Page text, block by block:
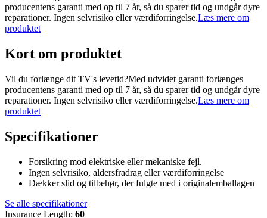
producentens garanti med op til 7 år, så du sparer tid og undgår dyre
reparationer. Ingen selvrisiko eller værdiforringelse.Læs mere om
produktet
Kort om produktet
Vil du forlænge dit TV's levetid?Med udvidet garanti forlænges
producentens garanti med op til 7 år, så du sparer tid og undgår dyre
reparationer. Ingen selvrisiko eller værdiforringelse.Læs mere om
produktet
Specifikationer
Forsikring mod elektriske eller mekaniske fejl.
Ingen selvrisiko, aldersfradrag eller værdiforringelse
Dækker slid og tilbehør, der fulgte med i originalemballagen
Se alle specifikationer
Insurance Length: 60